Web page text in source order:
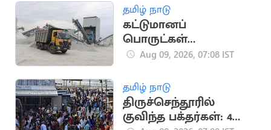
தமிழ் நாடு
கட்டுமானப்
பொருட்கள்
விலைப்பட்டியல்
Aug 09, 2026, 07:08 IST
தமிழ் நாடு
திருச்செந்தூரில்
குவிந்த பக்தர்கள்: 4